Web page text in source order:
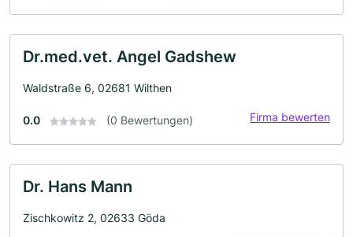
Dr.med.vet. Angel Gadshew
Waldstraße 6, 02681 Wilthen
0.0 (0 Bewertungen) Firma bewerten
Dr. Hans Mann
Zischkowitz 2, 02633 Göda